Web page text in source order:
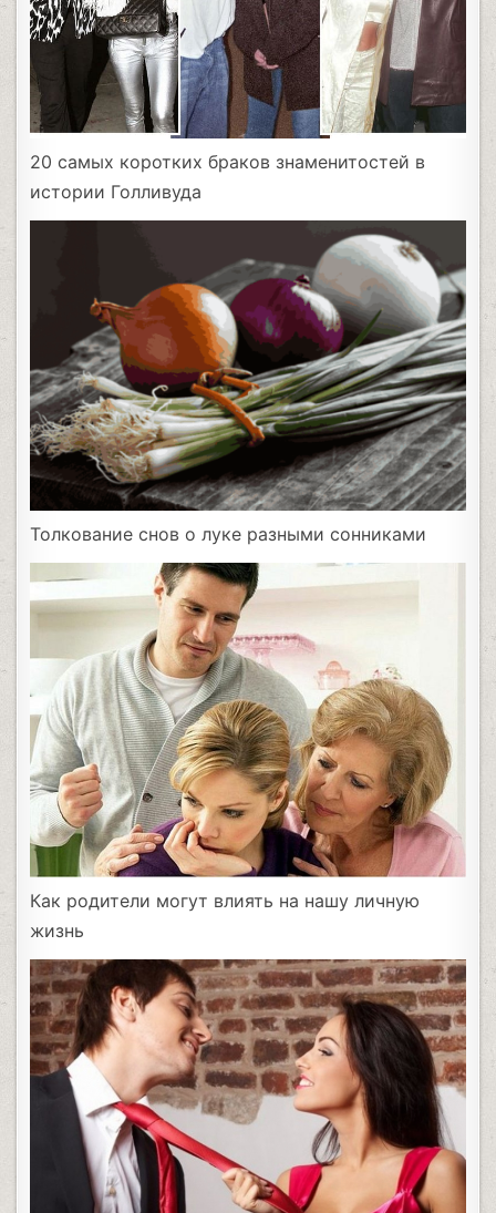
20 самых коротких браков знаменитостей в
истории Голливуда
Толкование снов о луке разными сонниками
Как родители могут влиять на нашу личную
жизнь